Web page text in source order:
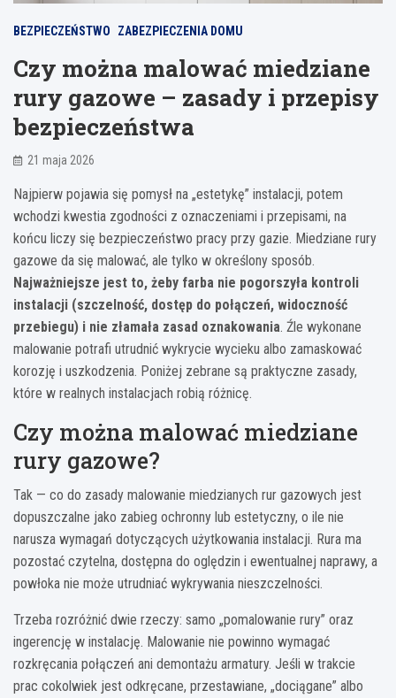
BEZPIECZEŃSTWO ZABEZPIECZENIA DOMU
Czy można malować miedziane
rury gazowe – zasady i przepisy
bezpieczeństwa
21 maja 2026
Najpierw pojawia się pomysł na „estetykę” instalacji, potem
wchodzi kwestia zgodności z oznaczeniami i przepisami, na
końcu liczy się bezpieczeństwo pracy przy gazie. Miedziane rury
gazowe da się malować, ale tylko w określony sposób.
Najważniejsze jest to, żeby farba nie pogorszyła kontroli
instalacji (szczelność, dostęp do połączeń, widoczność
przebiegu) i nie złamała zasad oznakowania. Źle wykonane
malowanie potrafi utrudnić wykrycie wycieku albo zamaskować
korozję i uszkodzenia. Poniżej zebrane są praktyczne zasady,
które w realnych instalacjach robią różnicę.
Czy można malować miedziane
rury gazowe?
Tak — co do zasady malowanie miedzianych rur gazowych jest
dopuszczalne jako zabieg ochronny lub estetyczny, o ile nie
narusza wymagań dotyczących użytkowania instalacji. Rura ma
pozostać czytelna, dostępna do oględzin i ewentualnej naprawy, a
powłoka nie może utrudniać wykrywania nieszczelności.
Trzeba rozróżnić dwie rzeczy: samo „pomalowanie rury” oraz
ingerencję w instalację. Malowanie nie powinno wymagać
rozkręcania połączeń ani demontażu armatury. Jeśli w trakcie
prac cokolwiek jest odkręcane, przestawiane, „dociągane” albo